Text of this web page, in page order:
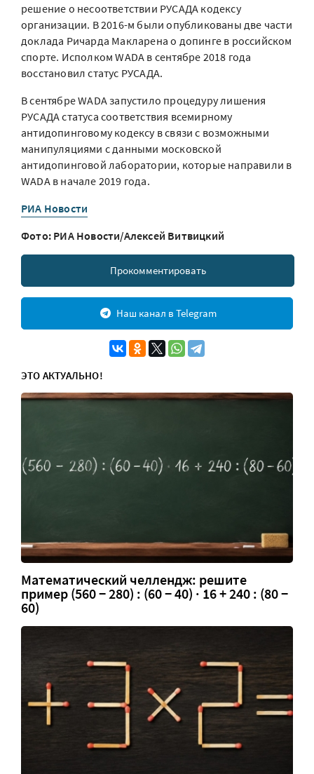
решение о несоответствии РУСАДА кодексу
организации. В 2016-м были опубликованы две части
доклада Ричарда Макларена о допинге в российском
спорте. Исполком WADA в сентябре 2018 года
восстановил статус РУСАДА.
В сентябре WADA запустило процедуру лишения
РУСАДА статуса соответствия всемирному
антидопинговому кодексу в связи с возможными
манипуляциями с данными московской
антидопинговой лаборатории, которые направили в
WADA в начале 2019 года.
РИА Новости
Фото: РИА Новости/Алексей Витвицкий
Прокомментировать
Наш канал в Telegram
ЭТО АКТУАЛЬНО!
Математический челлендж: решите
пример (560 − 280) : (60 − 40) · 16 + 240 : (80 −
60)